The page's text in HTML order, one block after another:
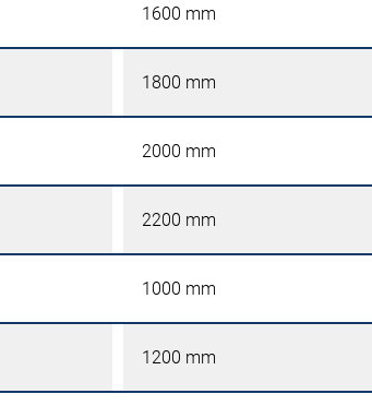
1600 mm
1800 mm
2000 mm
2200 mm
1000 mm
1200 mm